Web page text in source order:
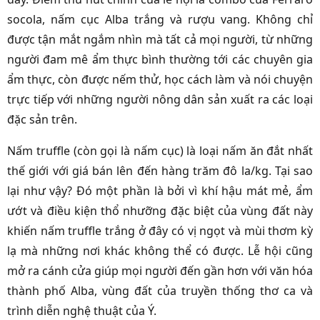
socola, nấm cục Alba trắng và rượu vang. Không chỉ
được tận mắt ngắm nhìn mà tất cả mọi người, từ những
người đam mê ẩm thực bình thường tới các chuyên gia
ẩm thực, còn được nếm thử, học cách làm và nói chuyện
trực tiếp với những người nông dân sản xuất ra các loại
đặc sản trên.
Nấm truffle (còn gọi là nấm cục) là loại nấm ăn đắt nhất
thế giới với giá bán lên đến hàng trăm đô la/kg. Tại sao
lại như vậy? Đó một phần là bởi vì khí hậu mát mẻ, ẩm
ướt và điều kiện thổ nhưỡng đặc biệt của vùng đất này
khiến nấm truffle trắng ở đây có vị ngọt và mùi thơm kỳ
lạ mà những nơi khác không thể có được. Lễ hội cũng
mở ra cánh cửa giúp mọi người đến gần hơn với văn hóa
thành phố Alba, vùng đất của truyền thống thơ ca và
trình diễn nghệ thuật của Ý.